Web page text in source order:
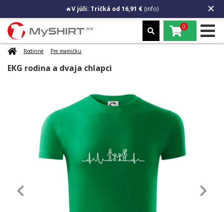
🔥V júli: Tričká od 16,91 € (info)
0
Rodinné Pre mamičku
EKG rodina a dvaja chlapci